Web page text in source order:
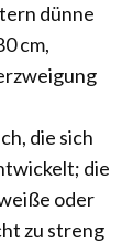
dünne
cm,
die sich
die
oder
zu streng